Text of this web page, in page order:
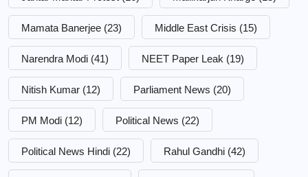
Mamata Banerjee (23) Middle East Crisis (15)
Narendra Modi (41) NEET Paper Leak (19)
Nitish Kumar (12) Parliament News (20)
PM Modi (12) Political News (22)
Political News Hindi (22) Rahul Gandhi (42)